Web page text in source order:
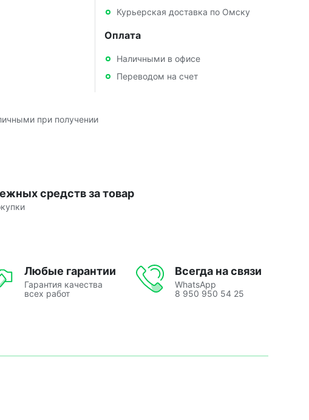
Курьерская доставка по Омску
Оплата
Наличными в офисе
Переводом на счет
при получении
средств за товар
Любые гарантии
Гарантия качества
всех работ
Всегда на связи
WhatsApp
8 950 950 54 25